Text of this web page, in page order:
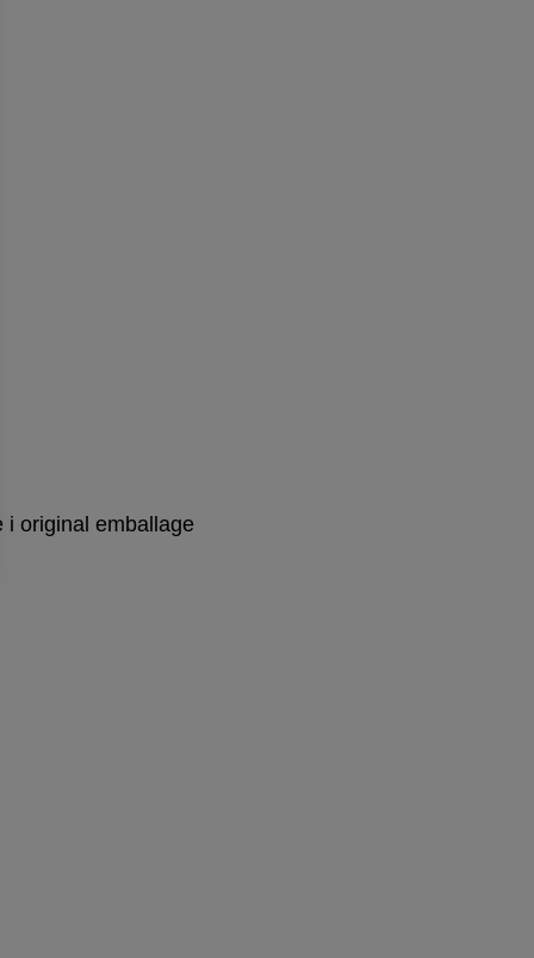
i original emballage